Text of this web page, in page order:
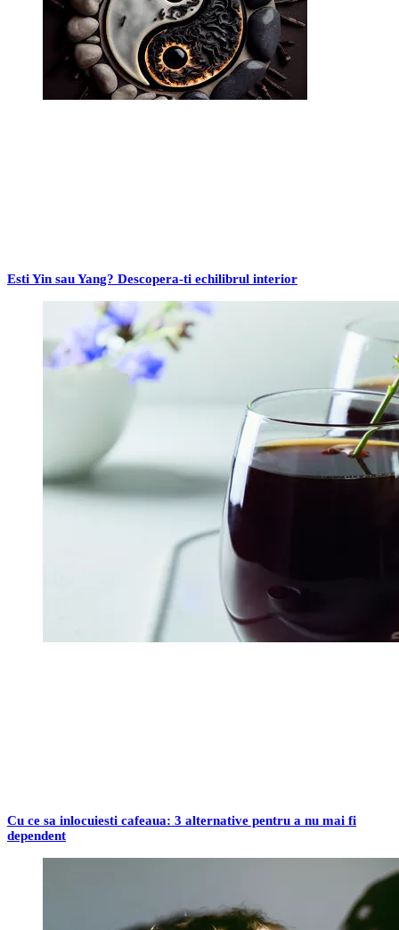
Esti Yin sau Yang? Descopera-ti echilibrul interior
Cu ce sa inlocuiesti cafeaua: 3 alternative pentru a nu mai fi
dependent